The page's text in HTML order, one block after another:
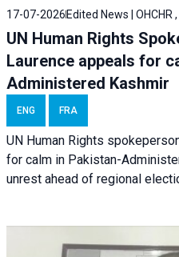
17-07-2026 Edited News | OHCHR ,
UN Human Rights
Laurence appeals for
Administered Kashmir
ENG FRA
UN Human Rights
for calm in Pakistan-
unrest ahead of regional